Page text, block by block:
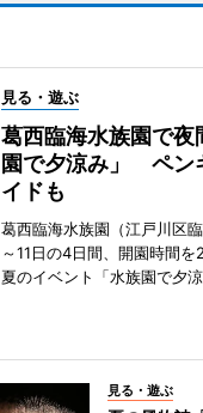
見る・遊ぶ
葛西臨海水族園で夜
園で夕涼み」 ペン
イドも
葛西臨海水族園（江戸川区
～11日の4日間、開園時間
夏のイベント「水族園で夕涼
見る・遊ぶ